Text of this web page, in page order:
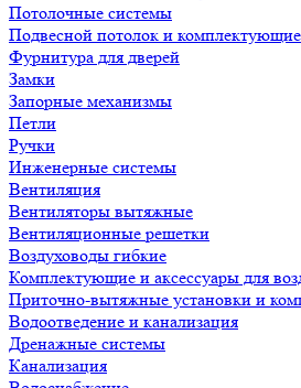
Потолочные системы
Подвесной потолок и комплектующие
Фурнитура для дверей
Замки
Запорные механизмы
Петли
Ручки
Инженерные системы
Вентиляция
Вентиляторы вытяжные
Вентиляционные решетки
Воздуховоды гибкие
Комплектующие и аксессуары для
Приточно-вытяжные установки и
Водоотведение и канализация
Дренажные системы
Канализация